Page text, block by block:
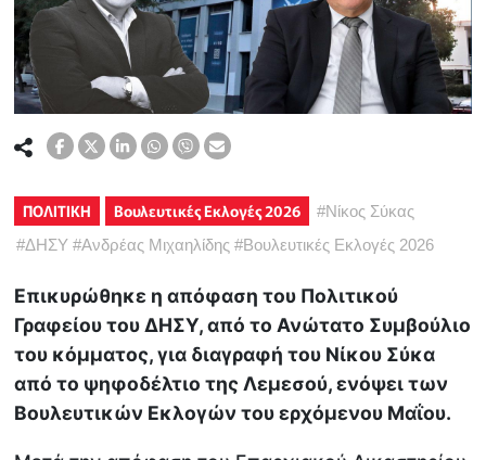
ΠΟΛΙΤΙΚΗ Βουλευτικές Εκλογές 2026 #Νίκος Σύκας
#ΔΗΣΥ #Ανδρέας Μιχαηλίδης #Βουλευτικές Εκλογές 2026
Επικυρώθηκε η απόφαση του Πολιτικού
Γραφείου του ΔΗΣΥ, από το Ανώτατο Συμβούλιο
του κόμματος, για διαγραφή του Νίκου Σύκα
από το ψηφοδέλτιο της Λεμεσού, ενόψει των
Βουλευτικών Εκλογών του ερχόμενου Μαΐου.